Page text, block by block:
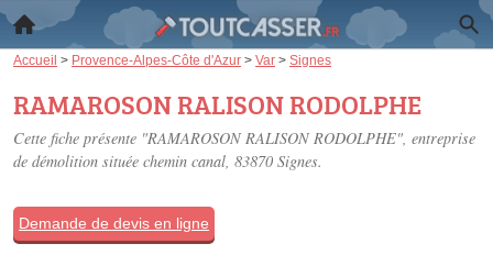
Accueil > Provence-Alpes-Côte d'Azur > Var > Signes
RAMAROSON RALISON RODOLPHE
Cette fiche présente "RAMAROSON RALISON RODOLPHE", entreprise
de démolition située chemin canal, 83870 Signes.
Demande de devis en ligne